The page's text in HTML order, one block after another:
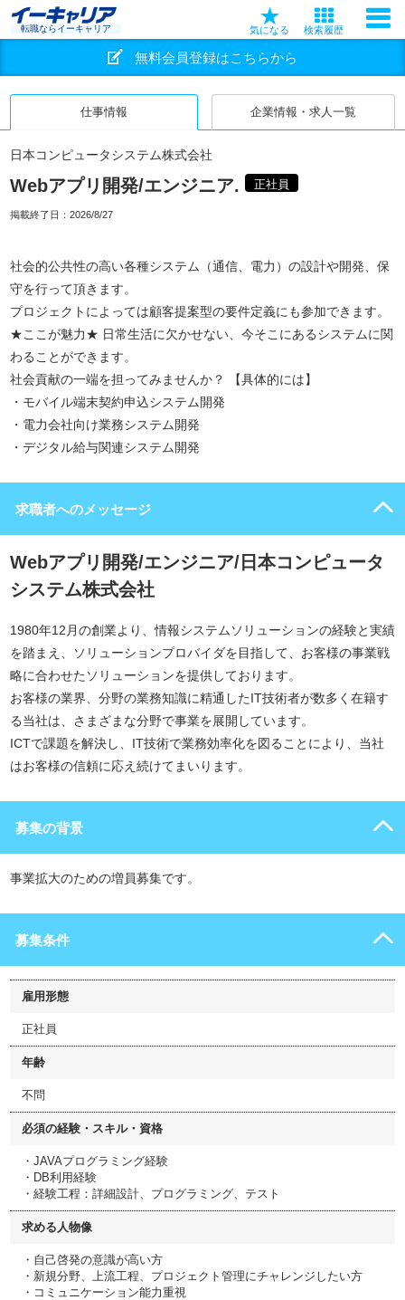
転職ならイーキャリア 気になる 検索履歴
無料会員登録はこちらから
仕事情報 企業情報・求人一覧
日本コンピュータシステム株式会社
Webアプリ開発/エンジニア. 正社員
掲載終了日： 2026/8/27
社会的公共性の高い各種システム（通信、電力）の設計や開発、保
守を行って頂きます。
プロジェクトによっては顧客提案型の要件定義にも参加できます。
★ここが魅力★ 日常生活に欠かせない、今そこにあるシステムに関
わることができます。
社会貢献の一端を担ってみませんか？ 【具体的には】
・モバイル端末契約申込システム開発
・電力会社向け業務システム開発
・デジタル給与関連システム開発
求職者へのメッセージ
Webアプリ開発/エンジニア/日本コンピュータ
システム株式会社
1980年12月の創業より、情報システムソリューションの経験と実績
を踏まえ、ソリューションプロバイダを目指して、お客様の事業戦
略に合わせたソリューションを提供しております。
お客様の業界、分野の業務知識に精通したIT技術者が数多く在籍す
る当社は、さまざまな分野で事業を展開しています。
ICTで課題を解決し、IT技術で業務効率化を図ることにより、当社
はお客様の信頼に応え続けてまいります。
募集の背景
事業拡大のための増員募集です。
募集条件
雇用形態
正社員
年齢
不問
必須の経験・スキル・資格
・JAVAプログラミング経験
・DB利用経験
・経験工程：詳細設計、プログラミング、テスト
求める人物像
・自己啓発の意識が高い方
・新規分野、上流工程、プロジェクト管理にチャレンジしたい方
・コミュニケーション能力重視